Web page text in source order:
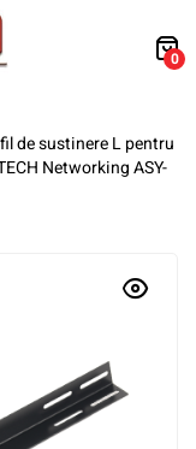
0
de sustinere L pentru
Networking ASY-